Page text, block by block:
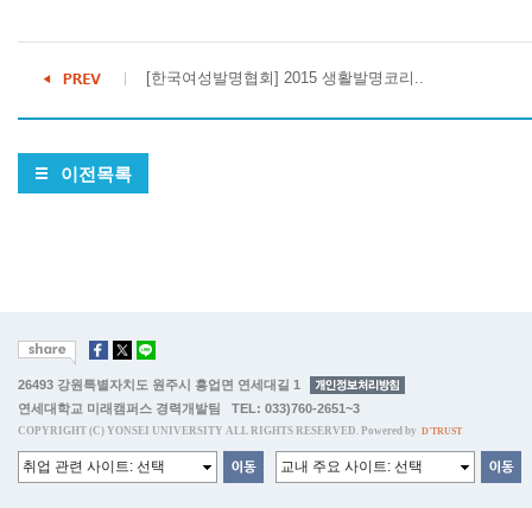
[한국여성발명협회] 2015 생활발명코리..
이전목록
26493 강원특별자치도 원주시 흥업면 연세대길 1
연세대학교 미래캠퍼스 경력개발팀 TEL: 033)760-2651~3
COPYRIGHT (C) YONSEI UNIVERSITY ALL RIGHTS RESERVED. Powered by D'TRUST